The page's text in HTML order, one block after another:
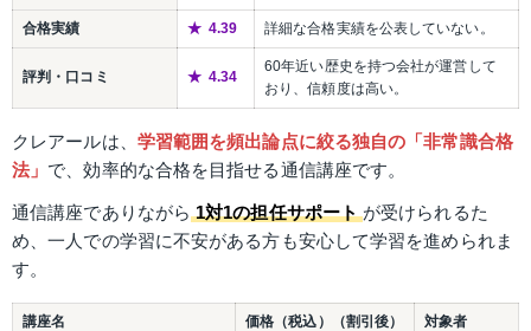
合格実績 4.39 詳細な合格実績を公表していない。
評判・口コミ 4.34
60年近い歴史を持つ会社が運営して
おり、信頼度は高い。
クレアールは、 学習範囲を頻出論点に絞る独自の「非常識合格
法」 で、効率的な合格を目指せる通信講座です。
通信講座でありながら 1対1の担任サポート が受けられるた
め、一人での学習に不安がある方も安心して学習を進められま
す。
講座名 価格（税込）（割引後） 対象者